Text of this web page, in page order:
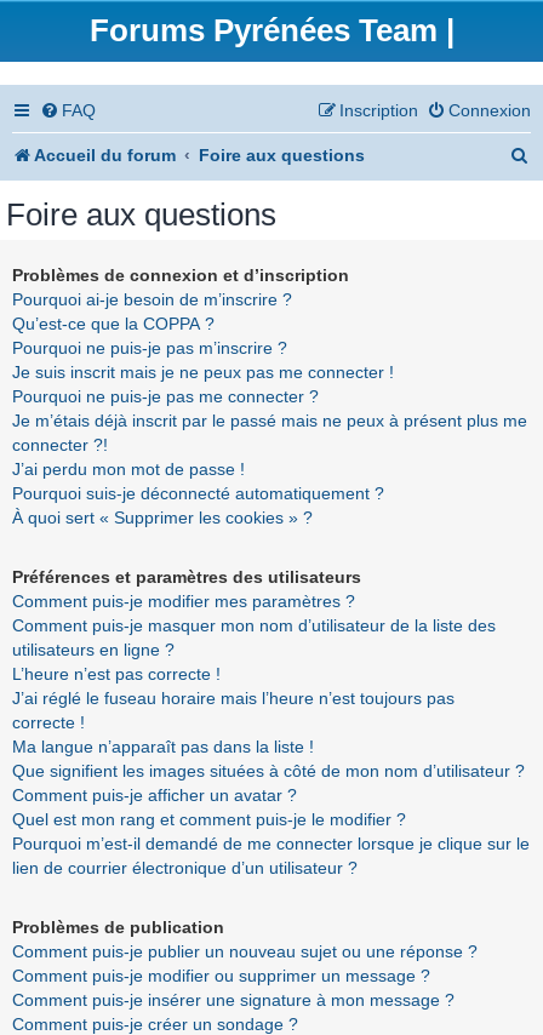
Forums Pyrénées Team |
FAQ Connexion
Inscription
Accueil du forum Foire aux questions
Foire aux questions
Problèmes de connexion et d’inscription
Pourquoi ai-je besoin de m’inscrire ?
Qu’est-ce que la COPPA ?
Pourquoi ne puis-je pas m’inscrire ?
Je suis inscrit mais je ne peux pas me connecter !
Pourquoi ne puis-je pas me connecter ?
Je m’étais déjà inscrit par le passé mais ne peux à présent plus me
connecter ?!
J’ai perdu mon mot de passe !
Pourquoi suis-je déconnecté automatiquement ?
À quoi sert « Supprimer les cookies » ?
Préférences et paramètres des utilisateurs
Comment puis-je modifier mes paramètres ?
Comment puis-je masquer mon nom d’utilisateur de la liste des
utilisateurs en ligne ?
L’heure n’est pas correcte !
J’ai réglé le fuseau horaire mais l’heure n’est toujours pas
correcte !
Ma langue n’apparaît pas dans la liste !
Que signifient les images situées à côté de mon nom d’utilisateur ?
Comment puis-je afficher un avatar ?
Quel est mon rang et comment puis-je le modifier ?
Pourquoi m’est-il demandé de me connecter lorsque je clique sur le
lien de courrier électronique d’un utilisateur ?
Problèmes de publication
Comment puis-je publier un nouveau sujet ou une réponse ?
Comment puis-je modifier ou supprimer un message ?
Comment puis-je insérer une signature à mon message ?
Comment puis-je créer un sondage ?